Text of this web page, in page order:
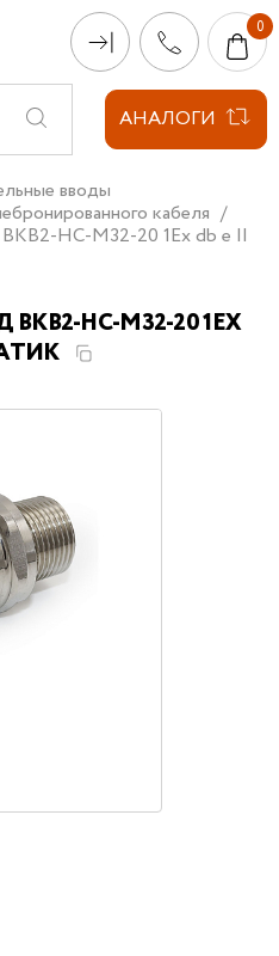
АНАЛОГИ
вводы
кабеля
ВКВ2-НС-М32-20 1Ex db e II
НС-М32-20 1EX